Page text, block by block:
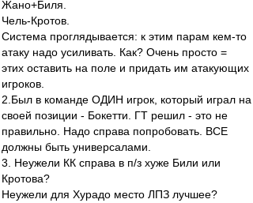
Жано+Биля.
Чель-Кротов.
Система проглядывается: к этим парам кем-то
атаку надо усиливать. Как? Очень просто =
этих оставить на поле и придать им атакующих
игроков.
2.Был в команде ОДИН игрок, который играл на
своей позиции - Бокетти. ГТ решил - это не
правильно. Надо справа попробовать. ВСЕ
должны быть универсалами.
3. Неужели КК справа в п/з хуже Били или
Кротова?
Неужели для Хурадо место ЛПЗ лучшее?